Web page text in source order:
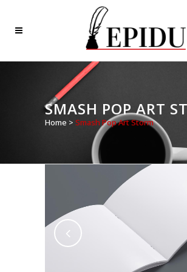
SMASH POP ART
Home > Smash Pop Art Storm